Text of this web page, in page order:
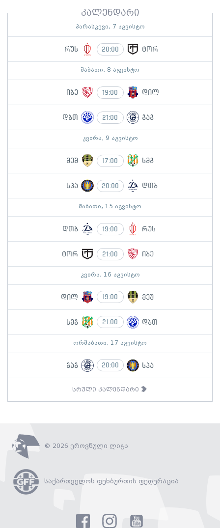
კალენდარი
პარასკევი, 7 აგვისტო
რუს 20:00 ტორ
შაბათი, 8 აგვისტო
იბე 19:00 დილ
დბთ 21:00 გაგ
კვირა, 9 აგვისტო
მეშ 17:00 სმგ
სპა 20:00 დთბ
შაბათი, 15 აგვისტო
დთბ 19:00 რუს
ტორ 21:00 იბე
კვირა, 16 აგვისტო
დილ 19:00 მეშ
სმგ 21:00 დბთ
ორშაბათი, 17 აგვისტო
გაგ 20:00 სპა
სრული კალენდარი
© 2026 ეროვნული ლიგა
საქართველოს ფეხბურთის ფედერაცია